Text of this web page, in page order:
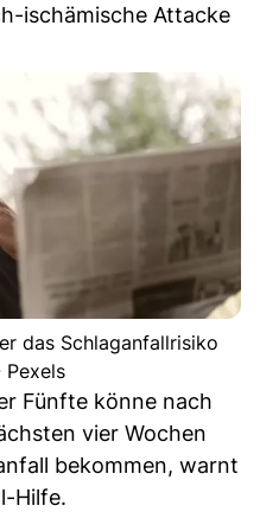
ischämische Attacke
das Schlaganfallrisiko
Fünfte könne nach
vier Wochen
bekommen, warnt
Hilfe.